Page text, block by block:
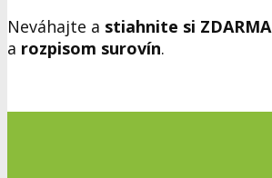
Neváhajte a stiahnite si ZDARMA
a rozpisom surovín.